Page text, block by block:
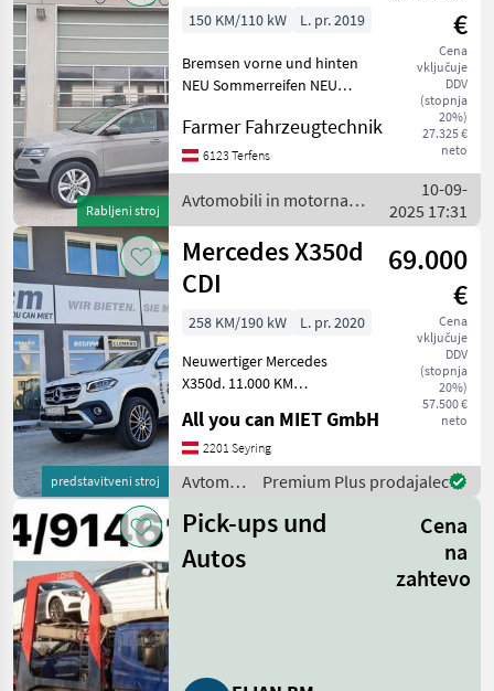
Rabljeni stroj
€
Cena
vključuje
DDV
(stopnja
20%)
27.325 €
neto
150 KM/110 kW L. pr. 2019
Bremsen vorne und hinten
NEU Sommerreifen NEU
Informationen stehen wir
Ihnen gerne per Telefon
oder Mail zur Verfügung.
Gerne beraten wi
Farmer Fahrzeugtechnik
6123 Terfens
Avtomobili in motorna
kolesa / Skoda
10-09-
2025 17:31
predstavitveni stroj
Mercedes X350d
CDI
69.000
€
Cena
vključuje
DDV
(stopnja
20%)
57.500 €
neto
258 KM/190 kW
L. pr. 2020
Neuwertiger Mercedes
X350d. 11.000 KM
Sonderausstattung: Airbag
Fahrer-/Beifahrerseite
Antriebsart: Allradantrieb
Audiosystem Audio 20 (mit
Touch
All you can MIET GmbH
2201 Seyring
Avtomobili
motorna
kolesa /
Mercedes
Premium Plus prodajalec
Pick-ups und
Autos
Cena
na
zahtevo